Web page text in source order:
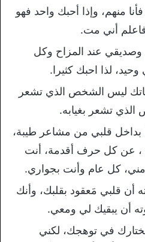
منهم، وإذا أحبك واحد فهو
فاعلم أني مت.
وصديقي عند المزاح وكل
لذا احبك كثيرا.
ليس الشخص الذي تشعر
الذي تشعر بغيابه.
قلبي من مشاعر طيبة،
، عن كل حرف أقدمة، أنت
كل عام وأنت بجواري.
أن قلبي مَعقود بقلبك، وأنك
أن يبقيك لي ومعي.
في توهجك، لكني